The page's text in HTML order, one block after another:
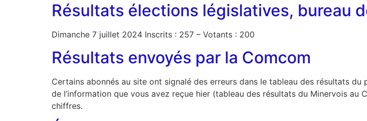
Résultats élections législatives, bureau
Dimanche 7 juillet 2024 Inscrits : 257 – Votants : 200
Résultats envoyés par la Comcom
Certains abonnés au site ont signalé des erreurs dans le tableau des résultats
de l’information que vous avez reçue hier (tableau des résultats du Minervois au
chiffres.